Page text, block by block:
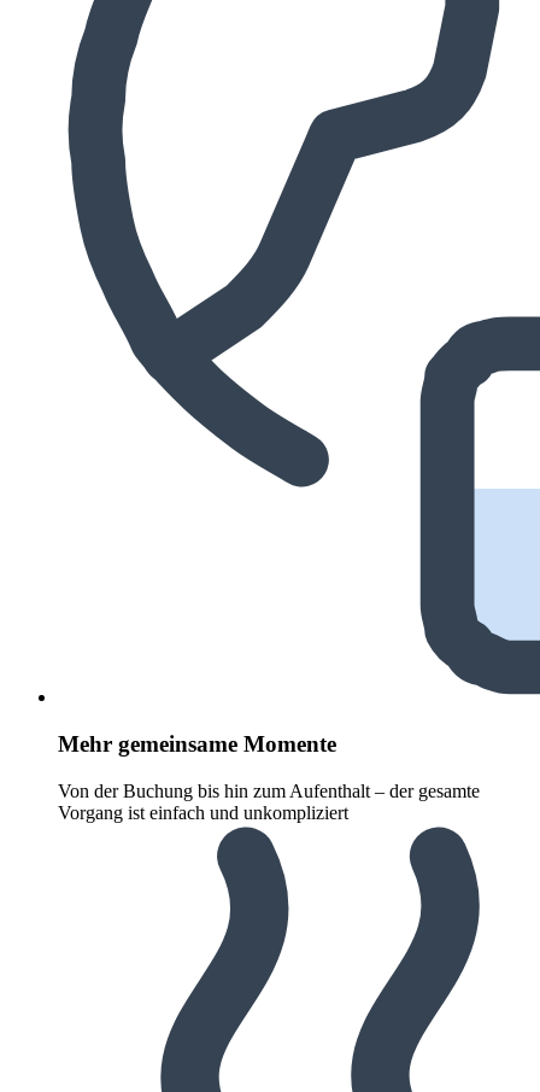
Mehr gemeinsame Momente
Von der Buchung bis hin zum Aufenthalt – der gesamte
Vorgang ist einfach und unkompliziert